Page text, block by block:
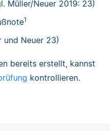
Müller/Neuer 2019: 23)
1
und Neuer 23)
bereits erstellt, kannst
kontrollieren.